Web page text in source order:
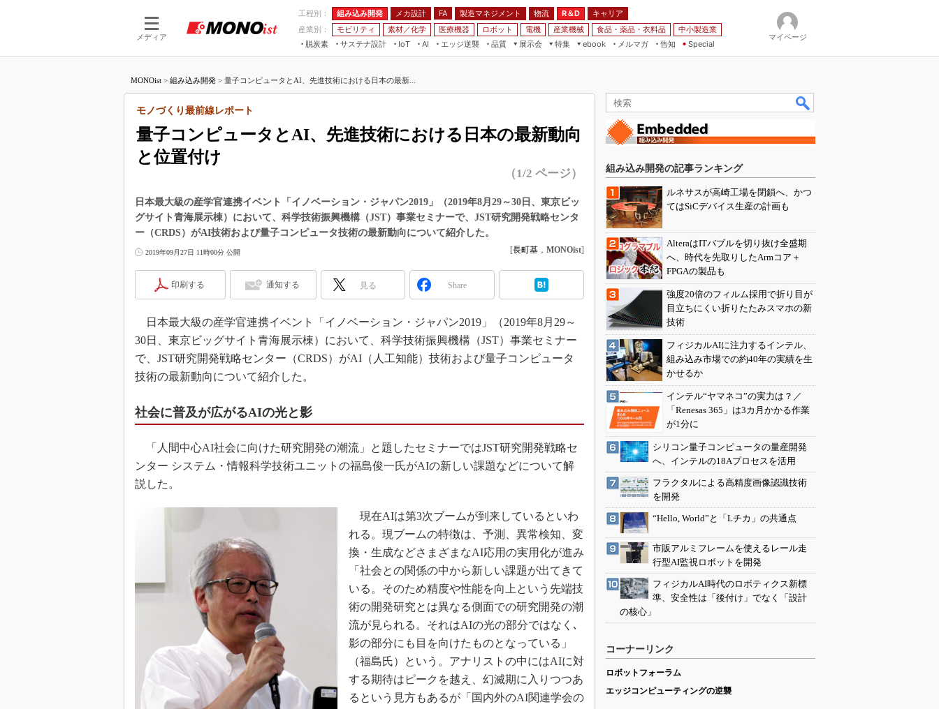
メディア
工程別： 組み込み開発 メカ設計 FA 製造マネジメント 物流 R＆D
キャリア
産業別：
モビリティ 素材／化学 医療機器 ロボット 電機 産業機械 食品・薬品・衣料品
中小製造業
脱炭素
サステナ設計
IoT
つながる工場
AI
AI×設備保全
エッジ逆襲 品質
展示会
JIMTOF
IIFES
TECHNO-FRONTIER
人テク展
日本ものづくりワールド
産業オープンネット展
特集
つながるクルマ
フィールドサービス
組み込みモデリング
Windows Embedded
3Dプリンタ
デジタルツインとCAE
S＆OP
製造業ビッグデータ
メイドインジャパン
植物工場
海外生産
グローバル設計・開発
制御セキュリティ
新型コロナへの対応
ebook
メルマガ
告知 Special
マイページ
MONOist > 組み込み開発 > 量子コンピュータとAI、先進技術における日本の最新...
量子コンピュータとAI、先進技術における日本の最新動向
と位置付け
モノづくり最前線レポート
（1/2 ページ）
日本最大級の産学官連携イベント「イノベーション・ジャパン2019」（2019年8月29～30日、東京ビッ
グサイト青海展示棟）において、科学技術振興機構（JST）事業セミナーで、JST研究開発戦略センタ
ー（CRDS）がAI技術および量子コンピュータ技術の最新動向について紹介した。
2019年09月27日 11時00分 公開 [長町基 ， MONOist]
印刷する 通知する 見る Share
日本最大級の産学官連携イベント「イノベーション・ジャパン2019」（2019年8月29～
30日、東京ビッグサイト青海展示棟）において、科学技術振興機構（JST）事業セミナー
で、JST研究開発戦略センター（CRDS）がAI（人工知能）技術および量子コンピュータ
技術の最新動向について紹介した。
社会に普及が広がるAIの光と影
「人間中心AI社会に向けた研究開発の潮流」と題したセミナーではJST研究開発戦略セ
ンター システム・情報科学技術ユニットの福島俊一氏がAIの新しい課題などについて解
説した。
現在AIは第3次ブームが到来しているといわ
れる。現ブームの特徴は、予測、異常検知、変
換・生成などさまざまなAI応用の実用化が進み
「社会との関係の中から新しい課題が出てきて
いる。そのため精度や性能を向上という先端技
術の開発研究とは異なる側面での研究開発の潮
流が見られる。それはAIの光の部分ではなく､
影の部分にも目を向けたものとなっている」
（福島氏）という。アナリストの中にはAIに対
する期待はピークを越え、幻滅期に入りつつあ
るという見方もあるが「国内外のAI関連学会の
組み込み開発の記事ランキング
ルネサスが高崎工場を閉鎖へ、かつ
てはSiCデバイス生産の計画も
AlteraはITバブルを切り抜け全盛期
へ、時代を先取りしたArmコア＋
FPGAの製品も
強度20倍のフィルム採用で折り目が
目立ちにくい折りたたみスマホの新
技術
フィジカルAIに注力するインテル、
組み込み市場での約40年の実績を生
かせるか
インテル“ヤマネコ”の実力は？／
「Renesas 365」は3カ月かかる作業
が1分に
シリコン量子コンピュータの量産開発
へ、インテルの18Aプロセスを活用
フラクタルによる高精度画像認識技術
を開発
“Hello, World”と「Lチカ」の共通点
市販アルミフレームを使えるレール走
行型AI監視ロボットを開発
フィジカルAI時代のロボティクス新標
準、安全性は「後付け」でなく「設計
の核心」
コーナーリンク
ロボットフォーラム
エッジコンピューティングの逆襲